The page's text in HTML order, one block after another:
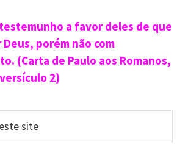
a favor deles de que
porém não com
(Carta de Paulo aos Romanos,
2)